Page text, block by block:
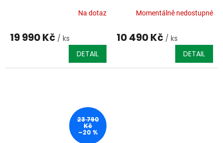
Na dotaz
19 990 Kč / ks
DETAIL
distribuce
Momentálně nedostupné
10 490 Kč / ks
DETAIL
23 790
Kč
–20 %